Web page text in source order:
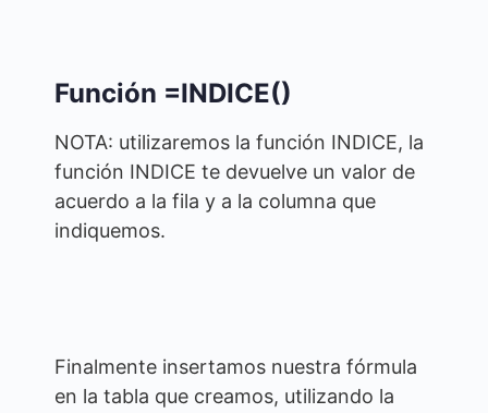
Función =INDICE()
NOTA: utilizaremos la función INDICE, la
función INDICE te devuelve un valor de
acuerdo a la fila y a la columna que
indiquemos.
Finalmente insertamos nuestra fórmula
en la tabla que creamos, utilizando la